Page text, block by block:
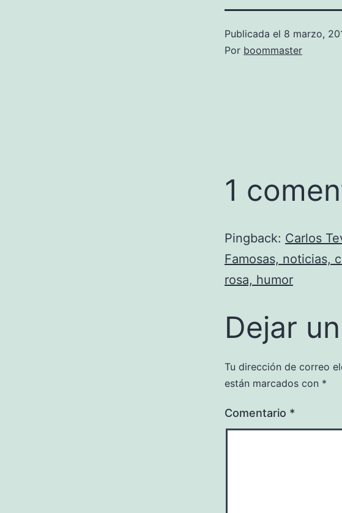
Publicada el 8 marzo,
Por boommaster
1
Pingback: Carlos
Famosas, noticias,
rosa, humor
Dejar
Tu dirección de correo
están marcados con *
Comentario *